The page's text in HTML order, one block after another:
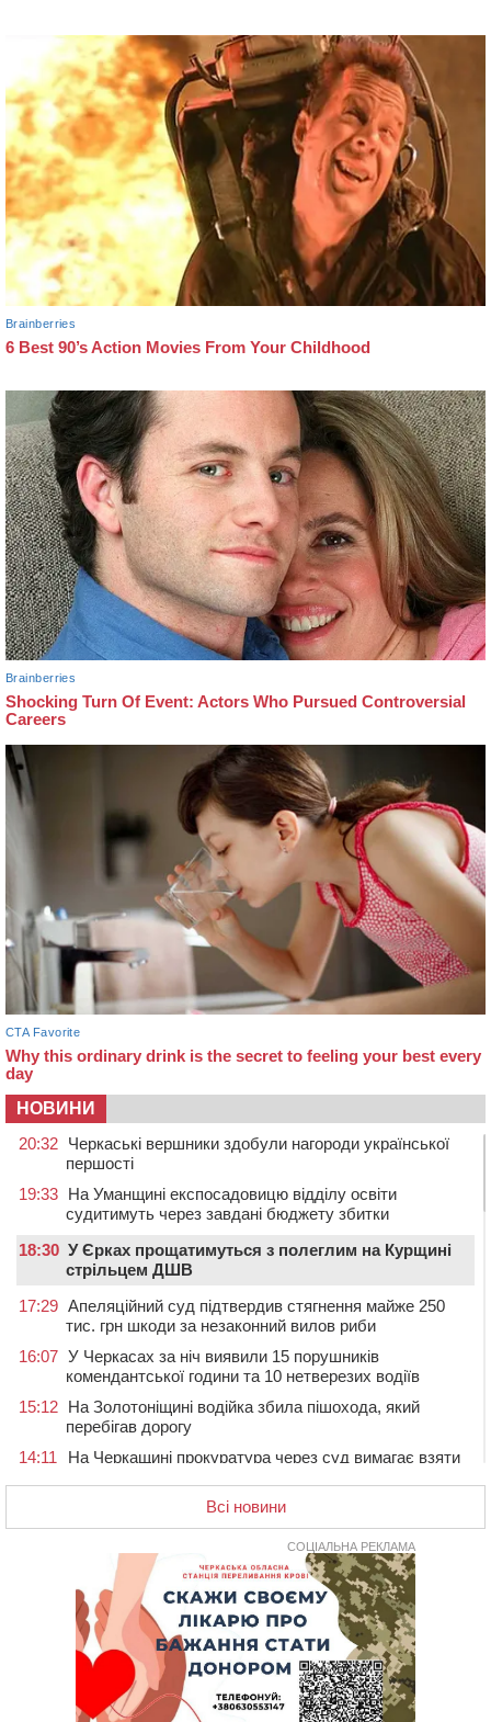
НОВИНИ
20:32 Черкаські вершники здобули нагороди української
першості
19:33 На Уманщині експосадовицю відділу освіти
судитимуть через завдані бюджету збитки
18:30 У Єрках прощатимуться з полеглим на Курщині
стрільцем ДШВ
17:29 Апеляційний суд підтвердив стягнення майже 250
тис. грн шкоди за незаконний вилов риби
16:07 У Черкасах за ніч виявили 15 порушників
комендантської години та 10 нетверезих водіїв
15:12 На Золотоніщині водійка збила пішохода, який
перебігав дорогу
14:11
На Черкащині прокуратура через суд вимагає взяти
У Смілі біля магазину під колесами вантажівки
загинула жінка
У Черкасах пропонують для приватизації
п’ятиповерховий об’єкт у центрі міста
Не вистачає стажу для пенсії: як його докупити та що
потрібно знати
У Черкасах виявили низку недоліків у гуртожитку, де
проживають ВПО
07 СЕРПНЯ 2026, П'ЯТНИЦЯ
Всі новини
СОЦІАЛЬНА РЕКЛАМА